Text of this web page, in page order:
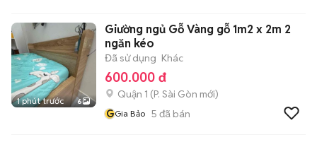
1 phút trước 6
Giường ngủ Gỗ Vàng gỗ 1m2 x 2m 2
ngăn kéo
Đã sử dụng Khác
600.000 đ
Quận 1 (P. Sài Gòn mới)
G
Gia Bảo 5 đã bán